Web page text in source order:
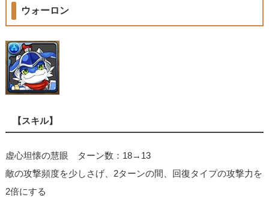
ウォーロン
【スキル】
虚心坦懐の慧眼 ターン数：18→13
敵の攻撃頻度を少しさげ、2ターンの間、回復タイプの攻撃力を
2倍にする